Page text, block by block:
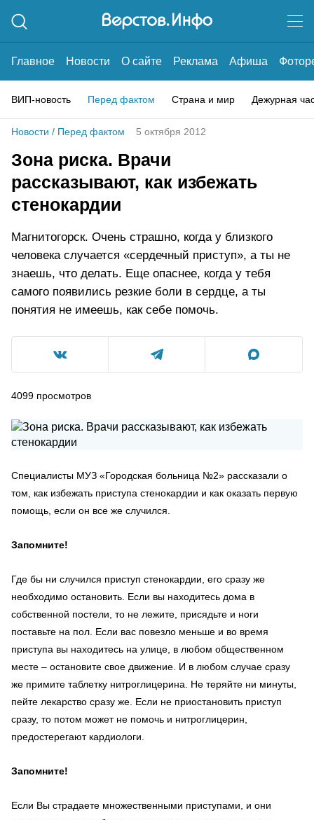
Главное Новости О сайте Реклама Афиша
ВИП-новость Перед фактом Страна и мир Дежурная
Новости / Перед фактом 5 октября 2012
Зона риска. Врачи
рассказывают, как избежать
стенокардии
Магнитогорск. Очень страшно, когда у близкого
человека случается «сердечный приступ», а ты не
знаешь, что делать. Еще опаснее, когда у тебя
самого появились резкие боли в сердце, а ты
понятия не имеешь, как себе помочь.
4099 просмотров
Специалисты МУЗ «Городская больница №2» рассказали о
том, как избежать приступа стенокардии и как оказать первую
помощь, если он все же случился.
Запомните!
Где бы ни случился приступ стенокардии, его сразу же
необходимо остановить. Если вы находитесь дома в
собственной постели, то не лежите, присядьте и ноги
поставьте на пол. Если вас повезло меньше и во время
приступа вы находитесь на улице, в любом общественном
месте – остановите свое движение. И в любом случае сразу
же примите таблетку нитроглицерина. Не теряйте ни минуты,
пейте лекарство сразу же. Если не приостановить приступ
сразу, то потом может не помочь и нитроглицерин,
предостерегают кардиологи.
Запомните!
Если Вы страдаете множественными приступами, и они